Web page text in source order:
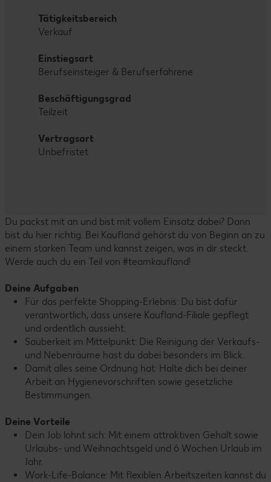
Tätigkeitsbereich
Verkauf
Einstiegsart
Berufseinsteiger & Berufserfahrene
Beschäftigungsgrad
Teilzeit
Vertragsart
Unbefristet
Du packst mit an und bist mit vollem Einsatz dabei? Dann
bist du hier richtig. Bei Kaufland gehörst du von Beginn an zu
einem starken Team und kannst zeigen, was in dir steckt.
Werde auch du ein Teil von #teamkaufland!
Deine Aufgaben
Für das perfekte Shopping-Erlebnis: Du bist dafür
verantwortlich, dass unsere Kaufland-Filiale gepflegt
und ordentlich aussieht.
Sauberkeit im Mittelpunkt: Die Reinigung der Verkaufs-
und Nebenräume hast du dabei besonders im Blick.
Damit alles seine Ordnung hat: Halte dich bei deiner
Arbeit an Hygienevorschriften sowie gesetzliche
Bestimmungen.
Deine Vorteile
Dein Job lohnt sich: Mit einem attraktiven Gehalt sowie
Urlaubs- und Weihnachtsgeld und 6 Wochen Urlaub im
Jahr.
Work-Life-Balance: Mit flexiblen Arbeitszeiten kannst du